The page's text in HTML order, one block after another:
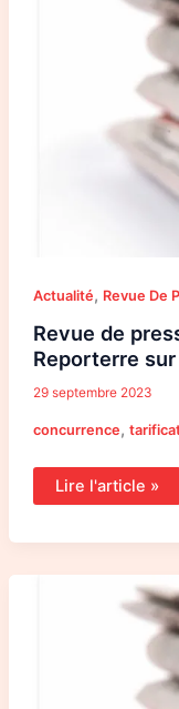
Actualité, Revue De
Revue de
Reporterre
29 septembre 2023
concurrence,
Reporterre
transport
Lire l'article »
Action
désobéissance